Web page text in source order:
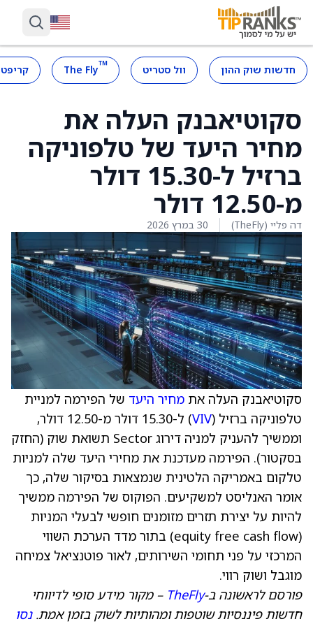
חדשות שוק ההון וול סטריט ™
The Fly
סקוטיאבנק העלה את
מחיר היעד של טלפוניקה
ברזיל ל-15.30 דולר
מ-12.50 דולר
דה פליי (TheFly) 30 במרץ 2026
סקוטיאבנק העלה את מחיר היעד של הפירמה למניית
טלפוניקה ברזיל (VIV
) ל-15.30 דולר מ-12.50 דולר,
וממשיך להעניק למניה דירוג Sector תשואת שוק (החזק
בסקטור). הפירמה מעדכנת את מחירי היעד שלה למניות
טלקום באמריקה הלטינית שנמצאות בסיקור שלה, כך
אומר האנליסט למשקיעים. הפוקוס של הפירמה ממשיך
להיות על יצירת תזרים מזומנים חופשי לבעלי המניות
(equity free cash flow) בתור מדד הערכת השווי
המרכזי על פני תחומי השירותים, לאור פוטנציאל צמיחה
מוגבל ושוק רווי.
פורסם לראשונה ב-TheFly – מקור מידע סופי לדיווחי
חדשות פיננסיות שוטפות ומהותיות לשוק בזמן אמת.נסו